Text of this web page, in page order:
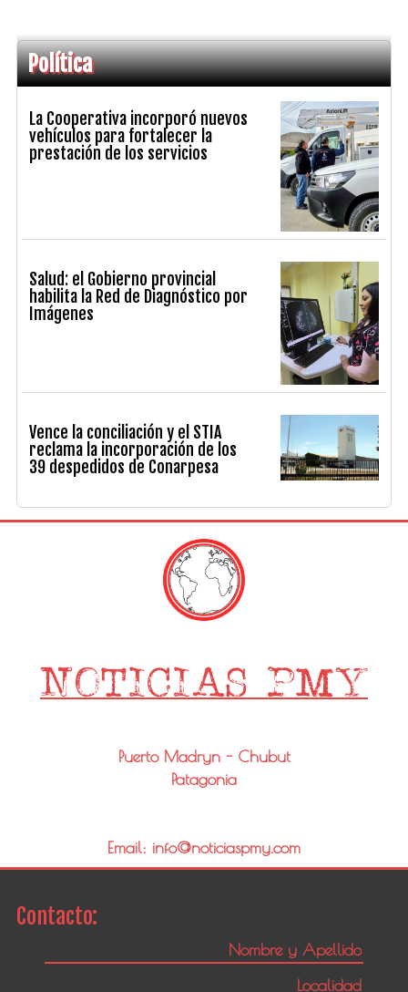
Política
La Cooperativa incorporó nuevos
vehículos para fortalecer la
prestación de los servicios
Salud: el Gobierno provincial
habilita la Red de Diagnóstico por
Imágenes
Vence la conciliación y el STIA
reclama la incorporación de los
39 despedidos de Conarpesa
Puerto Madryn - Chubut
Patagonia
Email: info@noticiaspmy.com
Contacto: